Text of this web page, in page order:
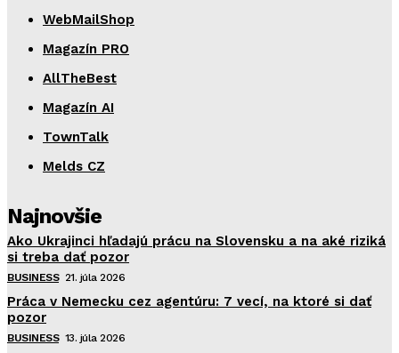
WebMailShop
Magazín PRO
AllTheBest
Magazín AI
TownTalk
Melds CZ
Najnovšie
Ako Ukrajinci hľadajú prácu na Slovensku a na aké riziká
si treba dať pozor
BUSINESS 21. júla 2026
Práca v Nemecku cez agentúru: 7 vecí, na ktoré si dať
pozor
BUSINESS 13. júla 2026